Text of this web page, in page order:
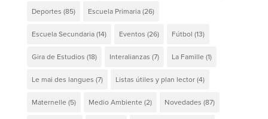
Deportes (85) Escuela Primaria(26)
Escuela Secundaria(14) Eventos (26) Fútbol (13)
Gira de Estudios (18) Interalianzas (7) La Famille (1)
Le mai des langues (7) Listas útiles y plan lector(4)
Maternelle (5) Medio Ambiente (2) Novedades (87)